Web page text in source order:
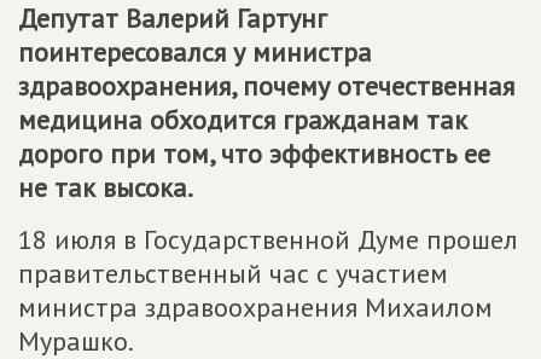
Депутат Валерий Гартунг
поинтересовался у министра
здравоохранения, почему отечественная
медицина обходится гражданам так
дорого при том, что эффективность ее
не так высока.
18 июля в Государственной Думе прошел
правительственный час с участием
министра здравоохранения Михаилом
Мурашко.